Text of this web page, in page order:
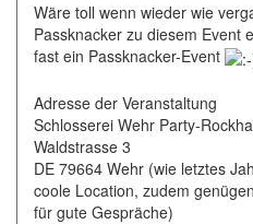
Wäre toll wenn wieder wie
Passknacker zu diesem Event
fast ein Passknacker-Event
Adresse der Veranstaltung
Schlosserei Wehr Party-
Waldstrasse 3
DE 79664 Wehr (wie letztes
coole Location, zudem
für gute Gespräche)